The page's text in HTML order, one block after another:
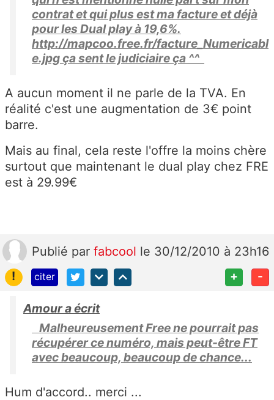
contrat et qui plus est ma facture et déjà
pour les Dual play à 19,6%.
http://mapcoo.free.fr/facture_Numericabl
e.jpg ça sent le judiciaire ça ^^
A aucun moment il ne parle de la TVA. En
réalité c'est une augmentation de 3€ point
barre.
Mais au final, cela reste l'offre la moins chère
surtout que maintenant le dual play chez FRE
est à 29.99€
Publié par fabcool le 30/12/2010 à 23h16
!
citer + -
Amour a écrit
Malheureusement Free ne pourrait pas
récupérer ce numéro, mais peut-être FT
avec beaucoup, beaucoup de chance...
Hum d'accord.. merci ...